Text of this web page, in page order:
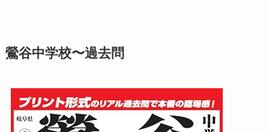
鶯谷中学校〜過去問